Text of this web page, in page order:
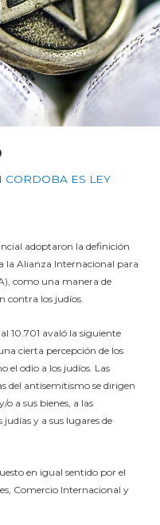
CORDOBA ES LEY
adoptaron la definición
la Alianza Internacional para
como una manera de
contra los judíos.
10.701 avaló la siguiente
cierta percepción de los
el odio a los judíos. Las
del antisemitismo se dirigen
o a sus bienes, a las
y a sus lugares de
en igual sentido por el
Comercio Internacional y